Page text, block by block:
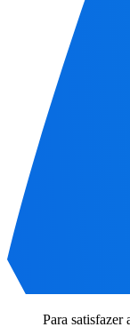
Para satisfazer